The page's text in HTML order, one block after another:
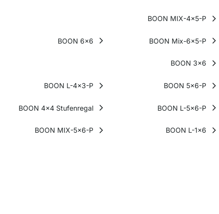
BOON MIX-4x5-P
BOON 6x6 BOON Mix-6x5-P
BOON 3x6
BOON L-4x3-P BOON 5x6-P
BOON 4x4 Stufenregal BOON L-5x6-P
BOON MIX-5x6-P BOON L-1x6